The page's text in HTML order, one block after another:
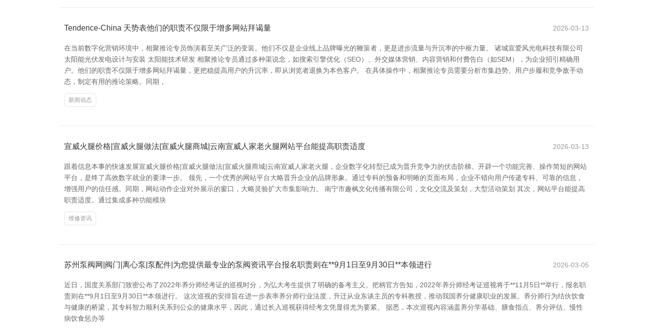
Tendence-China 天势表他们的职责不仅限于增多网站拜谒量 2026-03-13
在当前数字化营销环境中，相聚推论专员饰演着至关广泛的变装。他们不仅是企业线上品牌曝光的鞭策者，更是进步流量与升沉率的中枢力量。 诸城宣爱风光电科技有限公司
太阳能光伏发电设计与安装 太阳能技术研发 相聚推论专员通过多种渠说念，如搜索引擎优化（SEO）、外交媒体营销、内容营销和付费告白（如SEM），为企业招引精确用
户。他们的职责不仅限于增多网站拜谒量，更把稳提高用户的升沉率，即从浏览者退换为本色客户。 在具体操作中，相聚推论专员需要分析市集趋势、用户步履和竞争敌手动
态，制定有用的推论策略。同期，
新闻动态
宣威火腿价格|宣威火腿做法|宣威火腿商城|云南宣威人家老火腿网站平台能提高职责适度 2026-03-13
跟着信息本事的快速发展宣威火腿价格|宣威火腿做法|宣威火腿商城|云南宣威人家老火腿，企业数字化转型已成为晋升竞争力的伏击阶梯。开辟一个功能完善、操作简短的网站
平台，是终了高效数字就业的要津一步。 领先，一个优秀的网站平台大略晋升企业的品牌形象。通过专科的预备和明晰的页面布局，企业不错向用户传递专科、可靠的信息，
增强用户的信任感。同期，网站动作企业对外展示的窗口，大略灵验扩大市集影响力。 南宁市趣枫文化传播有限公司，文化交流及策划，大型活动策划 其次，网站平台能提高
职责适度。通过集成多种功能模块
维修资讯
苏州泵阀网|阀门|离心泵|泵配件|为您提供最专业的泵阀资讯平台报名职责则在**9月1日至9月30日**本领进行 2026-03-05
近日，国度关系部门致密公布了2022年养分师经考证的巡视时分，为弘大考生提供了明确的备考主义。把柄官方告知，2022年养分师经考证巡视将于**11月5日**举行，报名职
责则在**9月1日至9月30日**本领进行。 这次巡视的安排旨在进一步表率养分师行业法度，升迁从业东谈主员的专科教授，推动我国养分健康职业的发展。养分师行为结伙饮食
与健康的桥梁，其专科智力顺利关系到公众的健康水平，因此，通过长入巡视获得经考文凭显得尤为要紧。 据悉，本次巡视内容涵盖养分学基础、膳食指点、养分评估、慢性
病饮食惩办等